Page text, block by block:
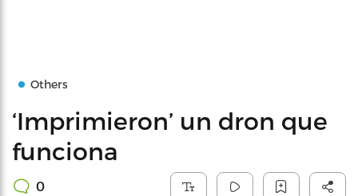
Others
‘Imprimieron’ un dron que
funciona
0